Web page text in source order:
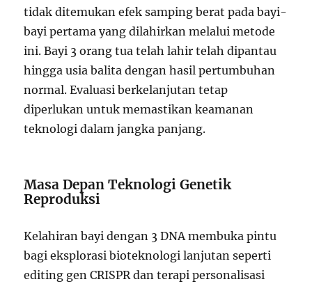
tidak ditemukan efek samping berat pada bayi-
bayi pertama yang dilahirkan melalui metode
ini. Bayi 3 orang tua telah lahir telah dipantau
hingga usia balita dengan hasil pertumbuhan
normal. Evaluasi berkelanjutan tetap
diperlukan untuk memastikan keamanan
teknologi dalam jangka panjang.
Masa Depan Teknologi Genetik
Reproduksi
Kelahiran bayi dengan 3 DNA membuka pintu
bagi eksplorasi bioteknologi lanjutan seperti
editing gen CRISPR dan terapi personalisasi